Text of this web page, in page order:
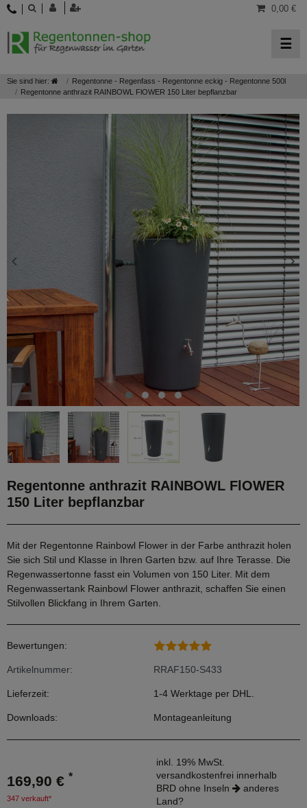
0,00 €
☰
Sie sind hier:
Regentonne - Regenfass - Regentonne eckig - Regentonne 500l
Regentonne anthrazit RAINBOWL FlOWER 150 Liter bepflanzbar
Regentonne anthrazit RAINBOWL FlOWER
150 Liter bepflanzbar
Mit der Regentonne Rainbowl Flower in der Farbe anthrazit holen
Sie sich Stil und Klasse in Ihren Garten bzw. auf Ihre Terasse. Die
Regenwassertonne fasst ein Volumen von 150 Liter. Mit dem
Regenwassertank Rainbowl Flower anthrazit, schaffen Sie einen
Stilvollen Blickfang in Ihrem Garten.
Bewertungen:
Artikelnummer: RRAF150-S433
Lieferzeit: 1-4 Werktage per DHL.
Downloads: Montageanleitung
169,90 € *
347 verkauft*
inkl. 19% MwSt.
versandkostenfrei innerhalb
BRD ohne Inseln
anderes
Land?